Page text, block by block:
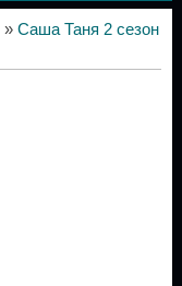
» Саша Таня 2 сезон